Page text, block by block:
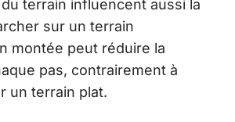
terrain influencent aussi la
sur un terrain
montée peut réduire la
pas, contrairement à
un terrain plat.